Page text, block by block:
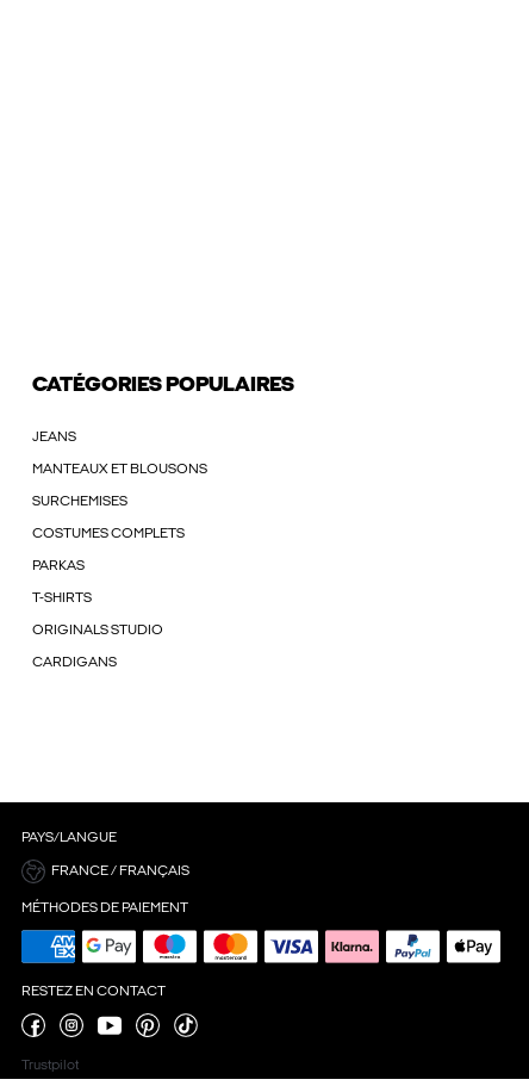
CATÉGORIES POPULAIRES
JEANS
MANTEAUX ET BLOUSONS
SURCHEMISES
COSTUMES COMPLETS
PARKAS
T-SHIRTS
ORIGINALS STUDIO
CARDIGANS
PAYS/LANGUE
FRANCE / FRANÇAIS
MÉTHODES DE PAIEMENT
RESTEZ EN CONTACT
Trustpilot